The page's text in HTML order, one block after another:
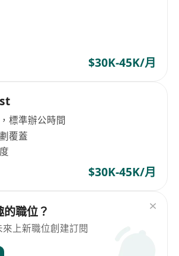
$30K-45K/月
標準辦公時間
覆蓋
$30K-45K/月
職位？
上新職位創建訂閱